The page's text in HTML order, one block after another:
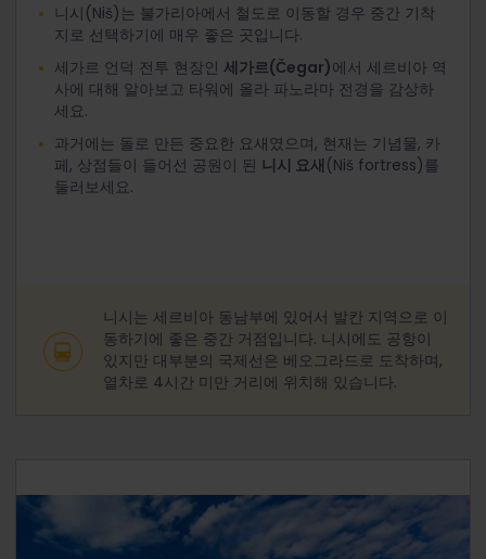
니시(Niš)는 불가리아에서 철도로 이동할 경우 중간 기착
지로 선택하기에 매우 좋은 곳입니다.
세가르 언덕 전투 현장인 세가르(Čegar)에서 세르비아 역
사에 대해 알아보고 타워에 올라 파노라마 전경을 감상하
세요.
과거에는 돌로 만든 중요한 요새였으며, 현재는 기념물, 카
페, 상점들이 들어선 공원이 된 니시 요새 (Niš fortress)를
둘러보세요.
니시는 세르비아 동남부에 있어서 발칸 지역으로 이
동하기에 좋은 중간 거점입니다. 니시에도 공항이
있지만 대부분의 국제선은 베오그라드로 도착하며,
열차로 4시간 미만 거리에 위치해 있습니다.
여행 2일 - 4일: 베오그라드(Belgrade)